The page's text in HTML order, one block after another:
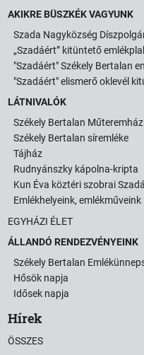
AKIKRE BÜSZKÉK VAGYUNK
Szada Nagyközség
„Szadáért” kitüntető
"Szadáért" Székely Bertalan
"Szadáért" elismerő oklevél
LÁTNIVALÓK
Székely Bertalan
Székely Bertalan síremléke
Tájház
Rudnyánszky kápolna-kripta
Kun Éva köztéri szobrai
Emlékhelyeink, emlékműveink
EGYHÁZI ÉLET
ÁLLANDÓ RENDEZVÉNYEINK
Székely Bertalan
Hősök napja
Idősek napja
Hírek
ÖSSZES